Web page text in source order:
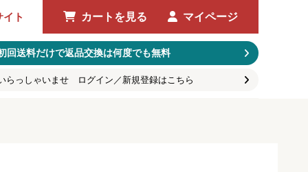
イト カートを見る マイページ
回送料だけで返品交換は何度でも無料
らっしゃいませ ログイン／新規登録はこちら